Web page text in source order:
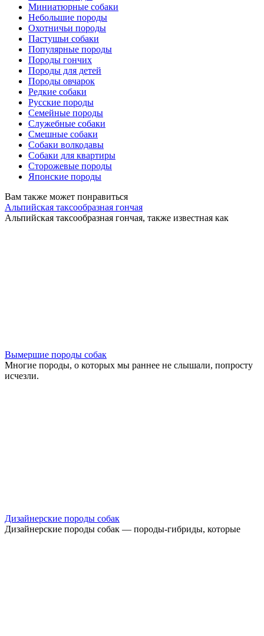
Миниатюрные собаки
Небольшие породы
Охотничьи породы
Пастушьи собаки
Популярные породы
Породы гончих
Породы для детей
Породы овчарок
Редкие собаки
Русские породы
Семейные породы
Служебные собаки
Смешные собаки
Собаки волкодавы
Собаки для квартиры
Сторожевые породы
Японские породы
Вам также может понравиться
Альпийская таксообразная гончая
Альпийская таксообразная гончая, также известная как
Вымершие породы собак
Многие породы, о которых мы раннее не слышали, попросту
исчезли.
Дизайнерские породы собак
Дизайнерские породы собак — породы-гибриды, которые